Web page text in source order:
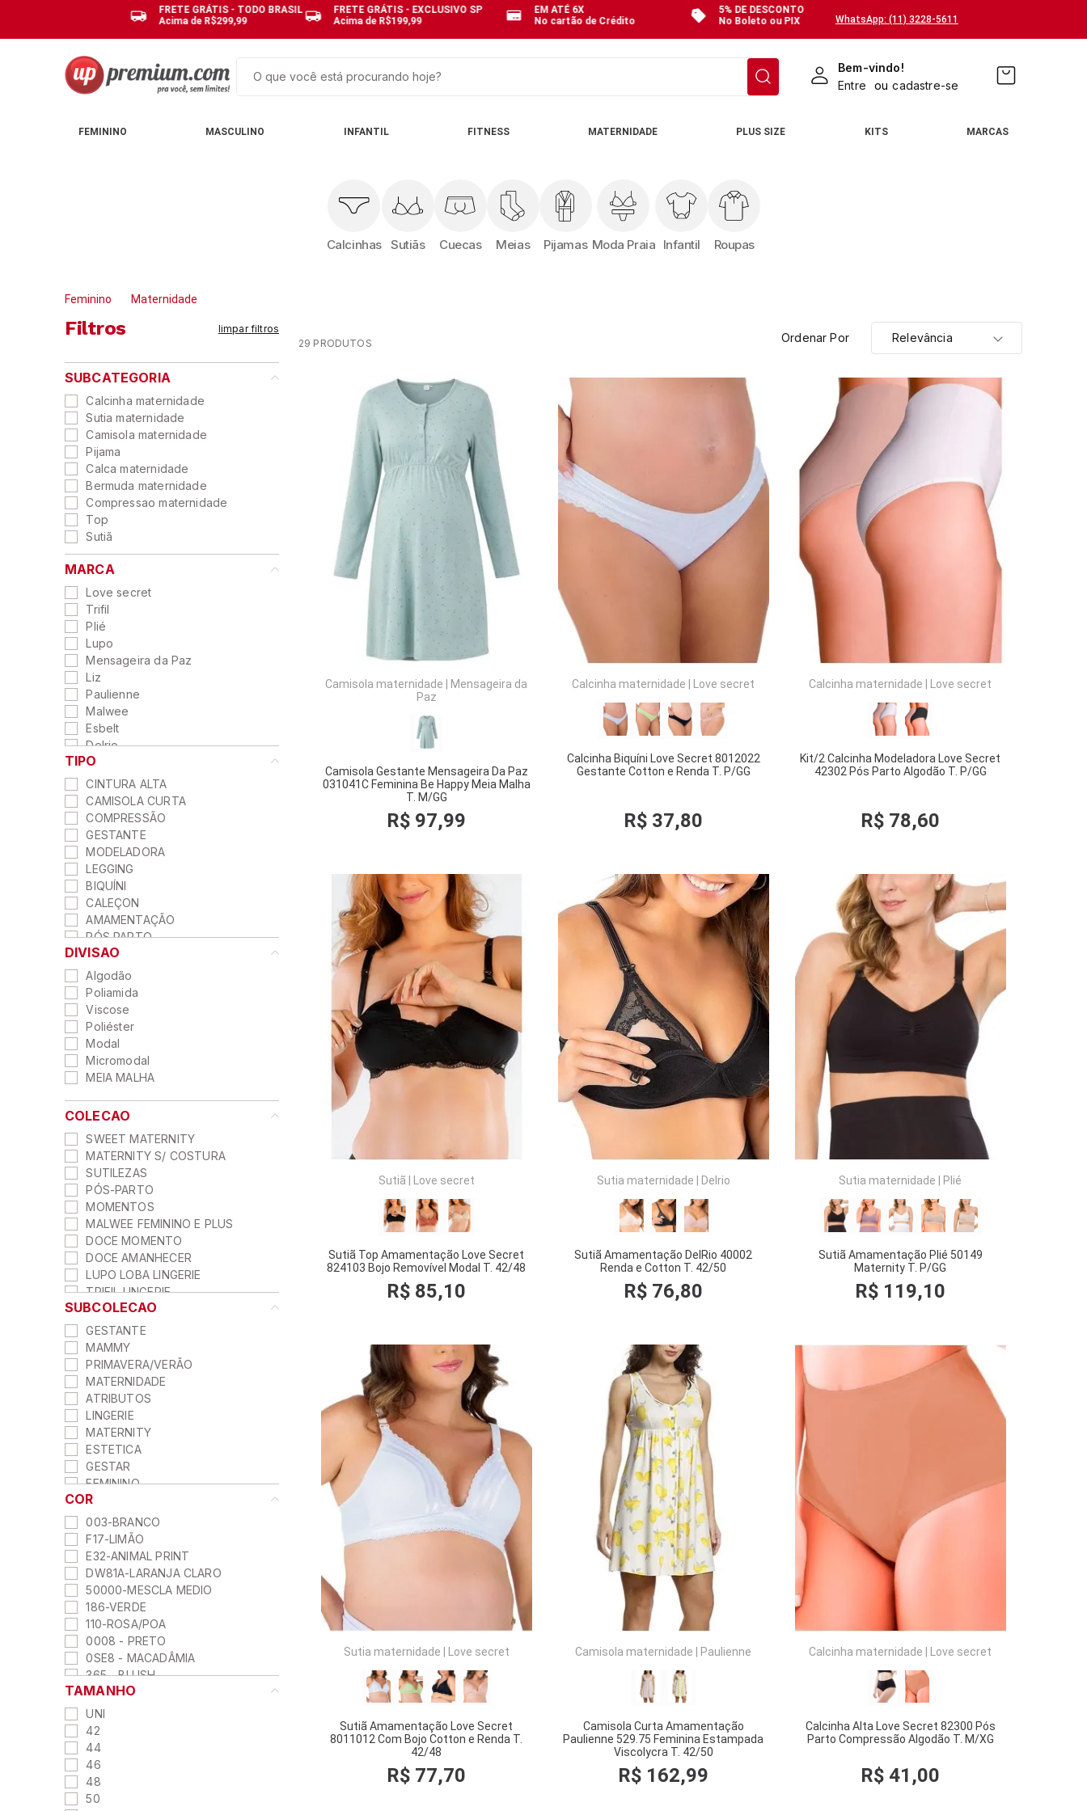
FRETE GRÁTIS - TODO BRASIL
Acima de R$299,99
FRETE GRÁTIS - EXCLUSIVO SP
Acima de R$199,99
EM ATÉ 6X
No cartão de Crédito
5% DE DESCONTO
No Boleto ou PIX
WhatsApp: (11) 3228-5611
Bem-vindo!
Entre
ou cadastre-se
FEMININO MASCULINO INFANTIL FITNESS MATERNIDADE PLUS SIZE KITS MARCAS
Calcinhas Sutiãs Cuecas Meias Pijamas Moda Praia Infantil Roupas
Feminino Maternidade
Filtros limpar filtros
SUBCATEGORIA
Calcinha maternidade
Sutia maternidade
Camisola maternidade
Pijama
Calca maternidade
Bermuda maternidade
Compressao maternidade
Top
Sutiã
COLECAO
SWEET MATERNITY
MATERNITY S/ COSTURA
SUTILEZAS
PÓS-PARTO
MOMENTOS
MALWEE FEMININO E PLUS
DOCE MOMENTO
DOCE AMANHECER
LUPO LOBA LINGERIE
TRIFIL LINGERIE
LUPO LOBA MEIA-CALÇA
CONTROL
MATERNITY
KITS LOVE
MAMMY MODAL
MAMMY BASICS
COR
003-BRANCO
F17-LIMÃO
E32-ANIMAL PRINT
DW81A-LARANJA CLARO
50000-MESCLA MEDIO
186-VERDE
110-ROSA/POA
0008 - PRETO
0SE8 - MACADÂMIA
365 - BLUSH
6006 - NUDE
35-PRETO
9990-PRETO
0008-PRETO
470- PRETO/CHOCOLATE
474 - NUDE/ROSA BLUSH
477 - ROSA BLUSH/PRETO
DIVISAO
Algodão
Poliamida
Viscose
Poliéster
Modal
Micromodal
MEIA MALHA
MARCA
Love secret
Trifil
Plié
Lupo
Mensageira da Paz
Liz
Paulienne
Malwee
Esbelt
Delrio
SUBCOLECAO
GESTANTE
MAMMY
PRIMAVERA/VERÃO
MATERNIDADE
ATRIBUTOS
LINGERIE
MATERNITY
ESTETICA
GESTAR
FEMININO
CLÁSSICA GESTANTE
LEGGING SEAMLESS
TAMANHO
UNI
42
44
46
48
50
TIPO
CINTURA ALTA
CAMISOLA CURTA
COMPRESSÃO
GESTANTE
MODELADORA
LEGGING
BIQUÍNI
CALEÇON
AMAMENTAÇÃO
PÓS PARTO
CALCINHA
29 PRODUTOS Ordenar Por Relevância
Camisola maternidade
Mensageira da
Paz
Camisola Gestante Mensageira Da Paz
031041C Feminina Be Happy Meia Malha
T. M/GG
R$ 97,99
COMPRAR
Calcinha maternidade Love secret
Calcinha Biquíni Love Secret 8012022
Gestante Cotton e Renda T. P/GG
R$ 37,80
COMPRAR
Calcinha maternidade Love secret
Kit/2 Calcinha Modeladora Love Secret
42302 Pós Parto Algodão T. P/GG
R$ 78,60
COMPRAR
Sutiã Love secret
Sutiã Top Amamentação Love Secret
824103 Bojo Removível Modal T. 42/48
R$ 85,10
COMPRAR
Sutia maternidade Delrio
Sutiã Amamentação DelRio 40002
Renda e Cotton T. 42/50
R$ 76,80
COMPRAR
Sutia maternidade Plié
Sutiã Amamentação Plié 50149
Maternity T. P/GG
R$ 119,10
COMPRAR
Sutia maternidade | Love secret
Sutiã Amamentação Love Secret
8011012 Com Bojo Cotton e Renda T.
42/48
R$ 77,70
Camisola maternidade | Paulienne
Camisola Curta Amamentação
Paulienne 529.75 Feminina Estampada
Viscolycra T. 42/50
R$ 162,99
COMPRAR
Calcinha maternidade | Love secret
Calcinha Alta Love Secret 82300 Pós
Parto Compressão Algodão T. M/XG
R$ 41 ,00
COMPRAR
demillus